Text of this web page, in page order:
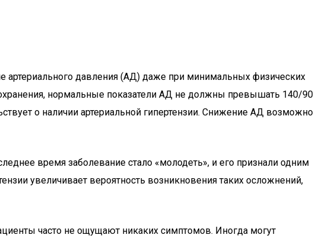
артериального давления (АД) даже при минимальных физических
нормальные показатели АД не должны превышать 140/90
о наличии артериальной гипертензии. Снижение АД возможно
время заболевание стало «молодеть», и его признали одним
увеличивает вероятность возникновения таких осложнений,
часто не ощущают никаких симптомов. Иногда могут